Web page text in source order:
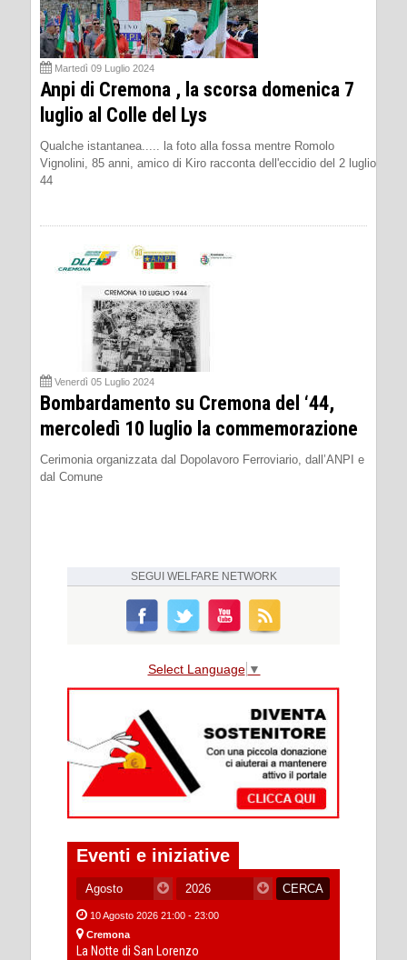
Martedì 09 Luglio 2024
Anpi di Cremona , la scorsa domenica 7
luglio al Colle del Lys
Qualche istantanea..... la foto alla fossa mentre Romolo
Vignolini, 85 anni, amico di Kiro racconta dell'eccidio del 2 luglio
44
Venerdì 05 Luglio 2024
Bombardamento su Cremona del ‘44,
mercoledì 10 luglio la commemorazione
Cerimonia organizzata dal Dopolavoro Ferroviario, dall’ANPI e
dal Comune
SEGUI WELFARE NETWORK
Select Language ▼
Eventi e iniziative
10 Agosto 2026 21:00 - 23:00
Cremona
La Notte di San Lorenzo